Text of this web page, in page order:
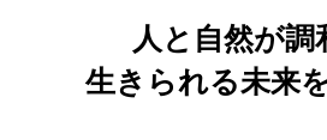
人と自然が調
生きられる未来